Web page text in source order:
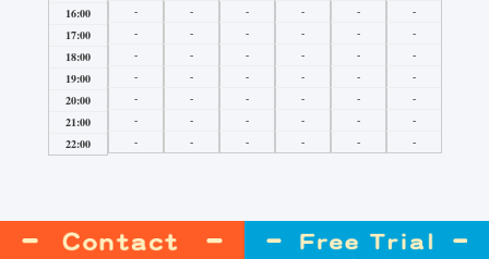
16:00
17:00
18:00
19:00
20:00
21:00
22:00
-
-
-
-
-
-
-
-
-
-
-
-
-
-
-
-
-
-
-
-
-
-
-
-
-
-
-
-
-
-
-
-
-
-
-
-
-
-
-
-
-
-